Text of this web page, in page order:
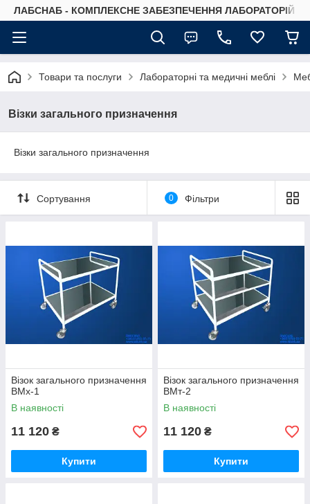
ЛАБСНАБ - КОМПЛЕКСНЕ ЗАБЕЗПЕЧЕННЯ ЛАБОРАТОРІЙ
Товари та послуги Лабораторні та медичні меблі
Візки загального призначення
Візки загального призначення
Сортування 0 Фільтри
Візок загального призначення
ВМх-1
В наявності
11 120 ₴
Купити
Візок загального призначення
ВМт-2
В наявності
11 120 ₴
Купити